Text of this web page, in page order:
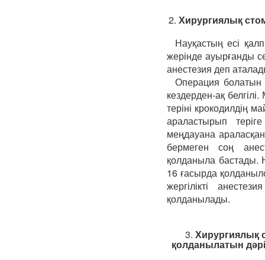
2. Хирургиялық
Науқастың есі
жерінде ауырғанды
анестезия деп
Операция болатын
кездерден-ақ
теріні крокодилдің
араластырып
меңдауана
бермеген соң
қолданыла бастады.
16 ғасырда
жергілікті
қолданылады.
3.Хирургиялық
қолданылатын